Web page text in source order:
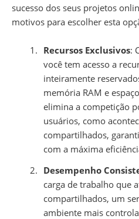
sucesso dos seus projetos
motivos para escolher esta
Recursos Exclusivos:
você tem acesso a
inteiramente
memória RAM e
elimina a competição
usuários, como
compartilhados,
com a máxima
Desempenho
carga de trabalho que
compartilhados, um
ambiente mais